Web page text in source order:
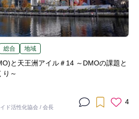
総合 地域
と天王洲アイル＃14 ～DMOの課題と
り～
ド活性化協会 / 会長
4